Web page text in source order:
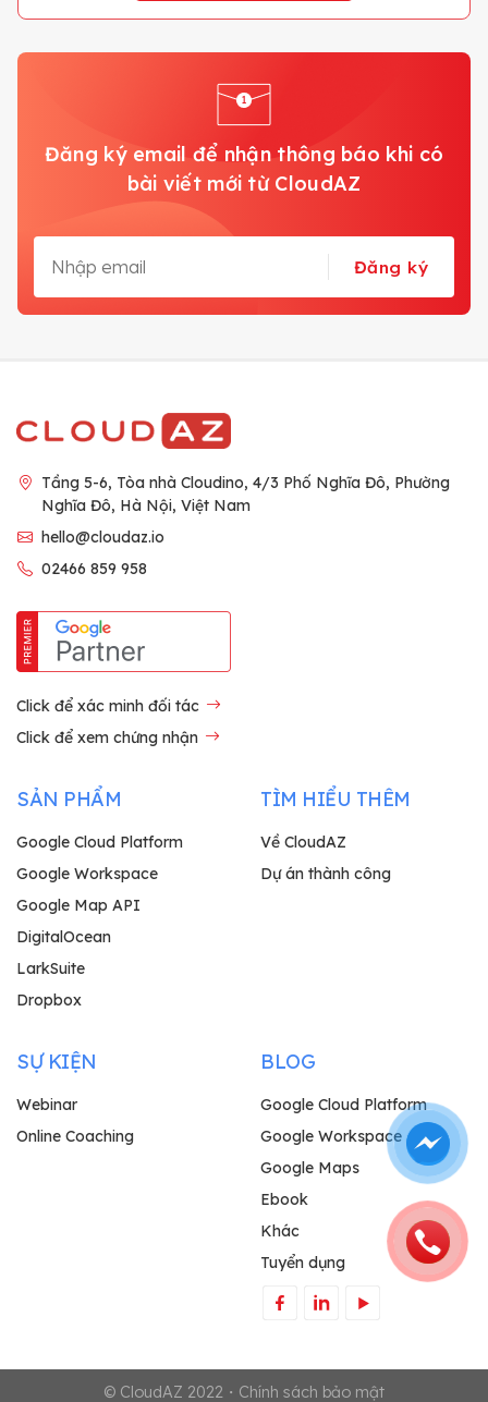
Đăng ký email để nhận thông báo khi có
bài viết mới từ CloudAZ
Đăng ký
Tầng 5-6, Tòa nhà Cloudino, 4/3 Phố Nghĩa Đô, Phường
Nghĩa Đô, Hà Nội, Việt Nam
hello@cloudaz.io
02466 859 958
Click để xác minh đối tác
Click để xem chứng nhận
SẢN PHẨM
Google Cloud Platform
Google Workspace
Google Map API
DigitalOcean
LarkSuite
Dropbox
TÌM HIỂU THÊM
Về CloudAZ
Dự án thành công
SỰ KIỆN
Webinar
Online Coaching
BLOG
Google Cloud Platform
Google Workspace
Google Maps
Ebook
Khác
Tuyển dụng
© CloudAZ 2022・Chính sách bảo mật